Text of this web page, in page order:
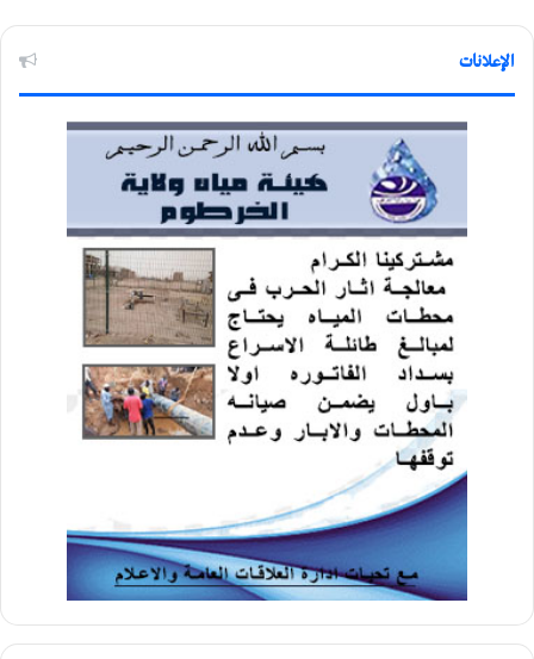
الإعلانات